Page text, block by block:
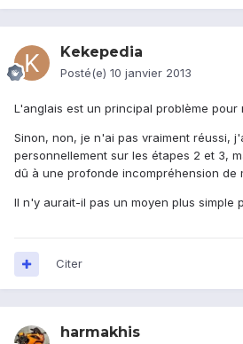
Kekepedia
Posté(e) 10 janvier 2013
L'anglais est un principal problème pour
Sinon, non, je n'ai pas vraiment réussi,
personnellement sur les étapes 2 et 3,
dû à une profonde incompréhension de
Il n'y aurait-il pas un moyen plus simple
Citer
harmakhis